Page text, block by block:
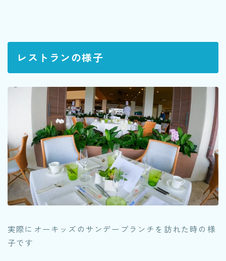
レストランの様子
実際にオーキッズのサンデーブランチを訪れた時の様
子です